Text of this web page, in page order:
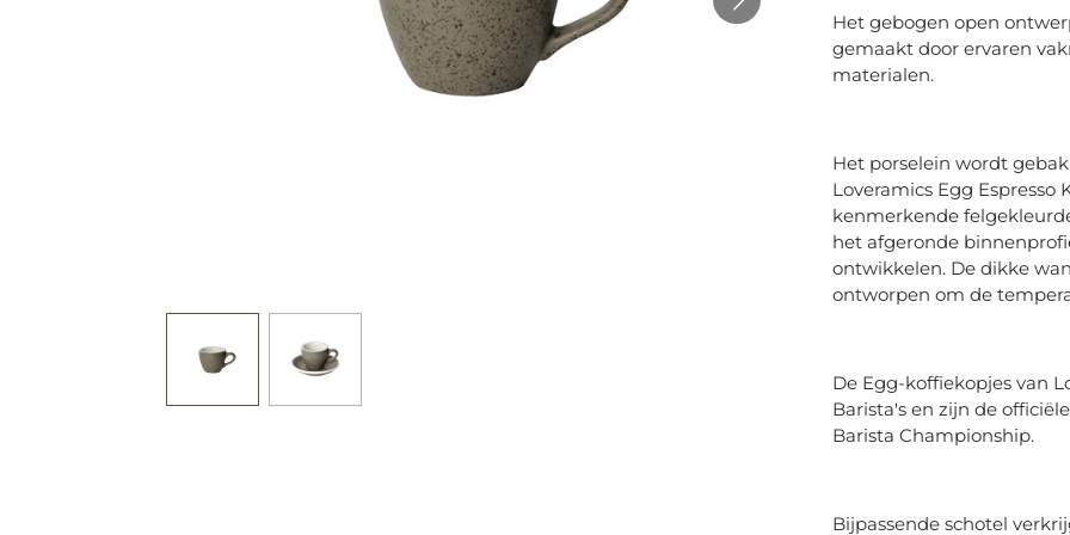
Het gebogen open
gemaakt door ervaren
materialen.
Het porselein wordt
Loveramics Egg
kenmerkende
het afgeronde
ontwikkelen. De dikke
ontworpen om de
De Egg-koffiekopjes van
Barista's en zijn de
Barista Championship.
Bijpassende schotel